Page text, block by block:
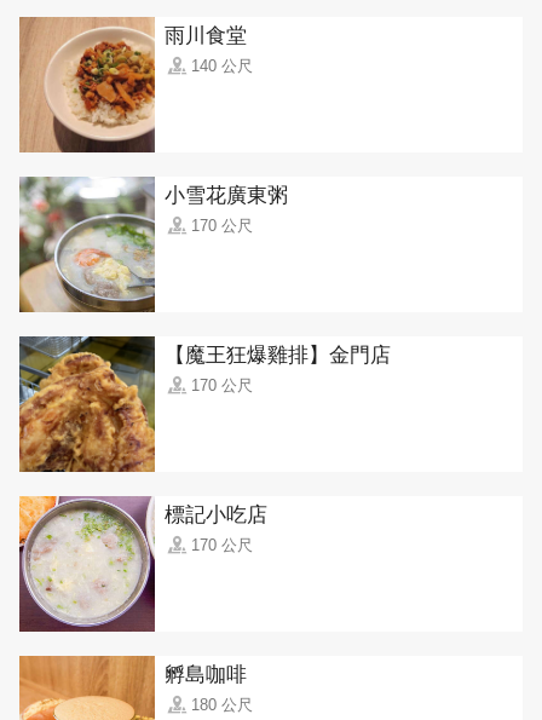
雨川食堂
140 公尺
小雪花廣東粥
170 公尺
【魔王狂爆雞排】金門店
170 公尺
標記小吃店
170 公尺
孵島咖啡
180 公尺